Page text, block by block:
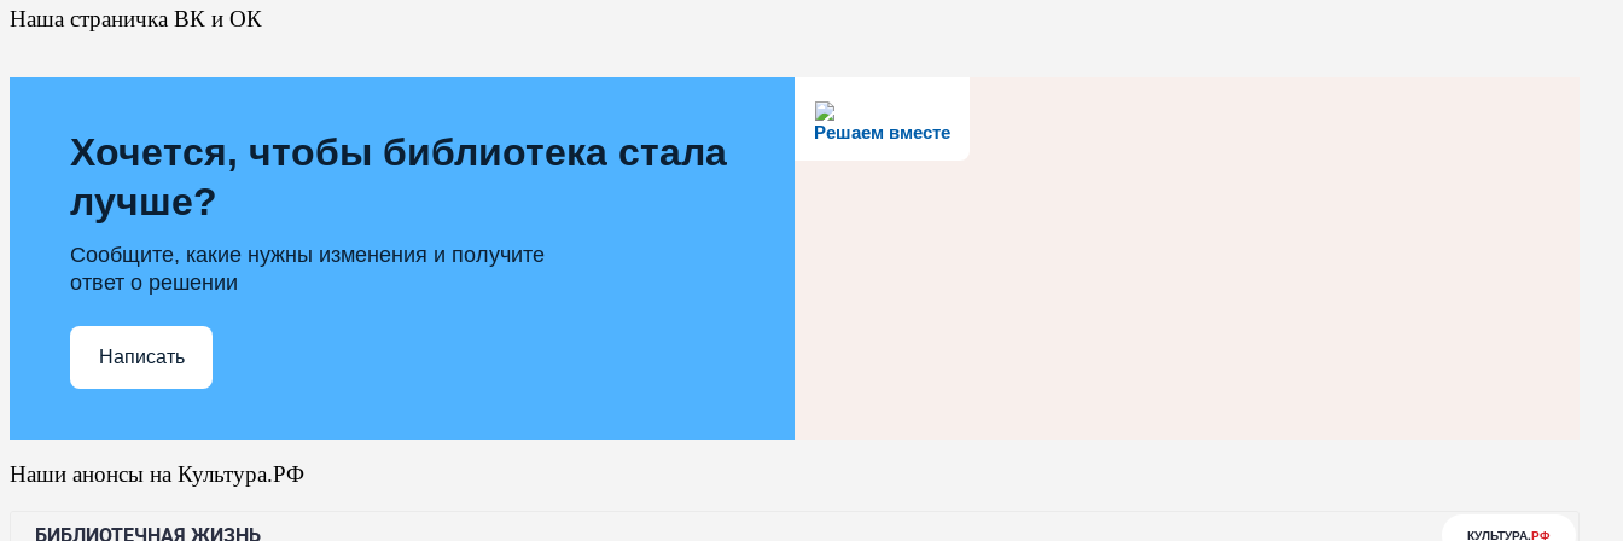
Наша страничка ВК и ОК
Решаем вместе
Хочется, чтобы библиотека стала
лучше?
Сообщите, какие нужны изменения и получите
ответ о решении
Написать
Наши анонсы на Культура.РФ